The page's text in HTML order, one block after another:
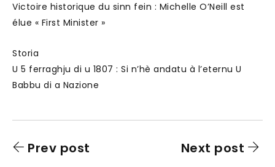
Victoire historique du sinn fein : Michelle O’Neill est
élue « First Minister »
Storia
U 5 ferraghju di u 1807 : Si n’hè andatu à l’eternu U
Babbu di a Nazione
Prev post Next post